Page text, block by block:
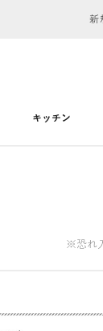
新
キッチン
※恐れ入